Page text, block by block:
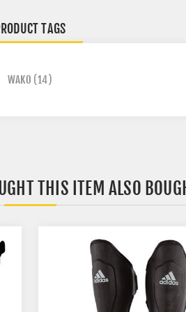
TAGS
WAKO (14)
THIS ITEM ALSO